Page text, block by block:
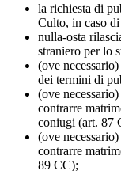
la richiesta di
Culto, in caso
nulla-osta
straniero per lo
(ove
dei termini di
(ove
contrarre
coniugi (art. 87
(ove
contrarre
89 CC);